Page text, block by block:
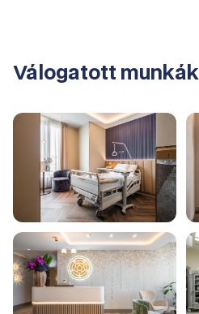
Válogatott munkák